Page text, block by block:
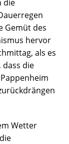
die
Gemüt des
hervor
als es
die
Wetter